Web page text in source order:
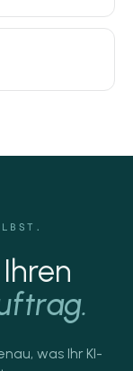
was Ihr KI-